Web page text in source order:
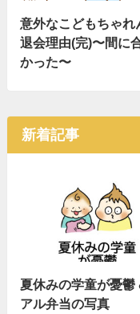
意外なこどもちゃれ
退会理由(完)〜間に
かった〜
新着記事
夏休みの学童が憂鬱
アル弁当の写真